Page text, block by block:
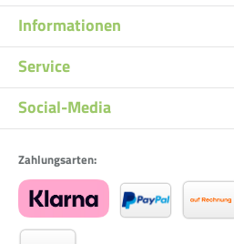
Informationen
Service
Social-Media
Zahlungsarten: